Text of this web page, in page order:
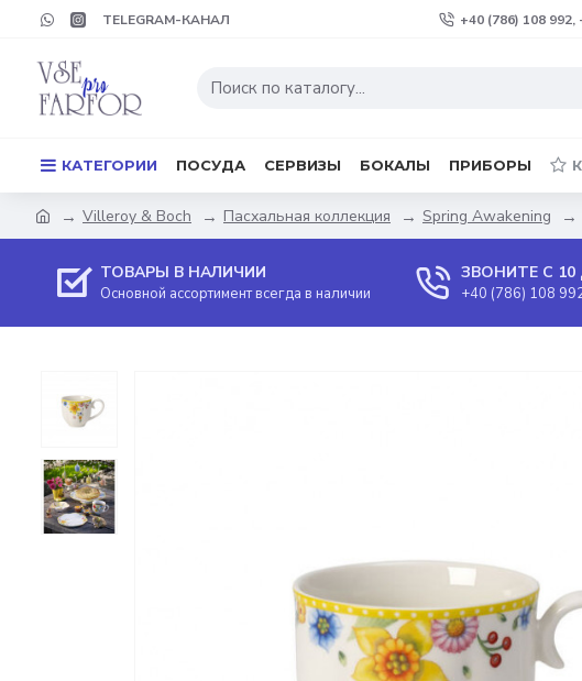
TELEGRAM-КАНАЛ +40 (786) 108
КАТЕГОРИИ ПОСУДА СЕРВИЗЫ БОКАЛЫ ПРИБОРЫ
Villeroy & Boch Пасхальная коллекция Spring Awakening
ТОВАРЫ В НАЛИЧИИ
Основной ассортимент всегда в наличии
ЗВОНИТЕ С 10
+40 (786) 108